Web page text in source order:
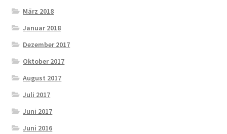
März 2018
Januar 2018
Dezember 2017
Oktober 2017
August 2017
Juli 2017
Juni 2017
Juni 2016